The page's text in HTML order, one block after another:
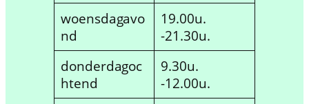
woensdagavo
nd
19.00u.
-21.30u.
donderdagoc
htend
9.30u.
-12.00u.